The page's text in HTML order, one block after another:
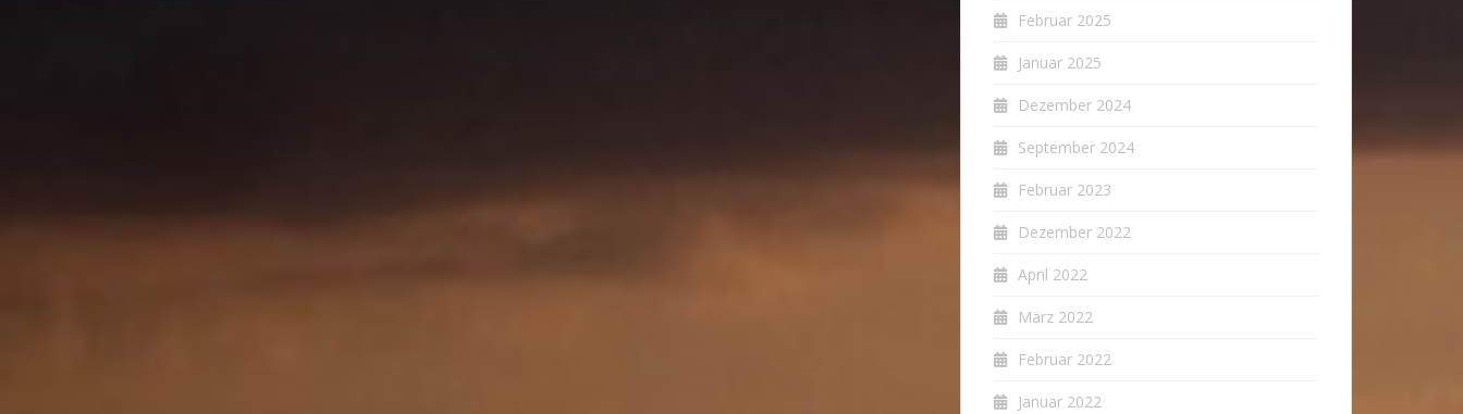
Februar 2025
Januar 2025
Dezember 2024
September 2024
Februar 2023
Dezember 2022
April 2022
März 2022
Februar 2022
Januar 2022